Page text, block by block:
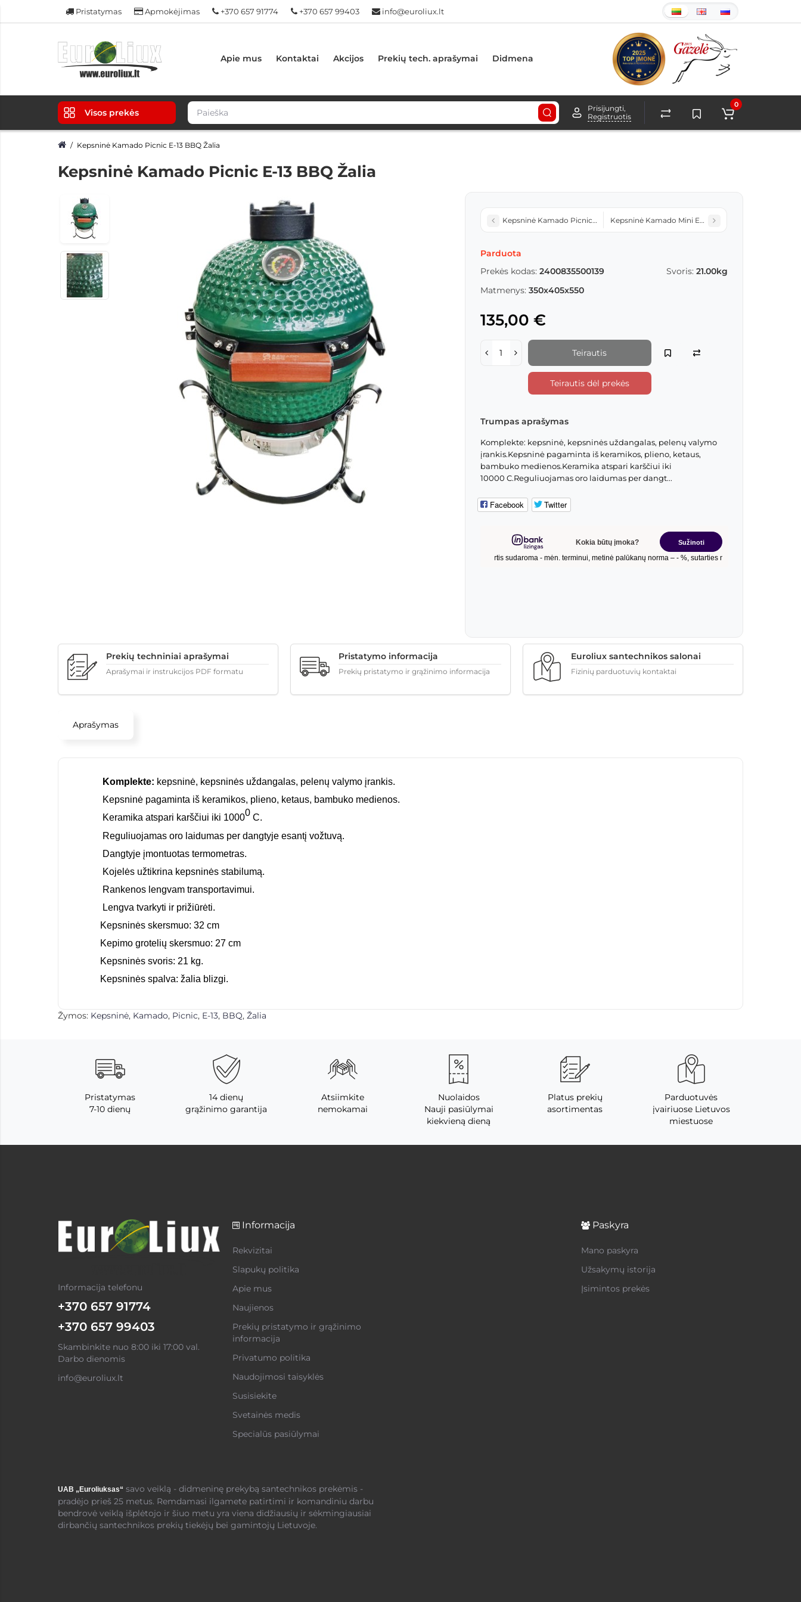
Pristatymas Apmokėjimas +370 657 91774 +370 657 99403 info@euroliux.lt
Apie mus Kontaktai Akcijos Prekių tech. aprašymai Didmena
Visos prekės
Prisijungti,
Registruotis
0
Kepsninė Kamado Picnic E-13 BBQ Žalia
Kepsninė Kamado Picnic E-13 BBQ Žalia
Kepsninė Kamado Picnic E-13 BBQ JuodaKepsninė Kamado Mini E-16M BBQ Juoda
Parduota
Prekės kodas: 2400835500139 Svoris: 21.00kg
Matmenys: 350x405x550
135,00 €
Teirautis
Teirautis dėl prekės
Trumpas aprašymas
Komplekte: kepsninė, kepsninės uždangalas, pelenų valymo
įrankis.Kepsninė pagaminta iš keramikos, plieno, ketaus,
bambuko medienos.Keramika atspari karščiui iki
10000 C.Reguliuojamas oro laidumas per dangt...
Facebook Twitter
Prekių techniniai aprašymai
Aprašymai ir instrukcijos PDF formatu
Pristatymo informacija
Prekių pristatymo ir grąžinimo informacija
Euroliux santechnikos salonai
Fizinių parduotuvių kontaktai
Aprašymas
Komplekte: kepsninė, kepsninės uždangalas, pelenų valymo įrankis.
Kepsninė pagaminta iš keramikos, plieno, ketaus, bambuko medienos.
Keramika atspari karščiui iki 10000 C.
Reguliuojamas oro laidumas per dangtyje esantį vožtuvą.
Dangtyje įmontuotas termometras.
Kojelės užtikrina kepsninės stabilumą.
Rankenos lengvam transportavimui.
Lengva tvarkyti ir prižiūrėti.
Kepsninės skersmuo: 32 cm
Kepimo grotelių skersmuo: 27 cm
Kepsninės svoris: 21 kg.
Kepsninės spalva: žalia blizgi.
Žymos: Kepsninė, Kamado, Picnic, E-13, BBQ, Žalia
Pristatymas
7-10 dienų
14 dienų
grąžinimo garantija
Atsiimkite
nemokamai
Nuolaidos
Nauji pasiūlymai
kiekvieną dieną
Platus prekių
asortimentas
Parduotuvės
įvairiuose Lietuvos
miestuose
Informacija telefonu
+370 657 91774
+370 657 99403
Skambinkite nuo 8:00 iki 17:00 val.
Darbo dienomis
info@euroliux.lt
Informacija
Rekvizitai
Slapukų politika
Apie mus
Naujienos
Prekių pristatymo ir grąžinimo
informacija
Privatumo politika
Naudojimosi taisyklės
Susisiekite
Svetainės medis
Specialūs pasiūlymai
Paskyra
Mano paskyra
Užsakymų istorija
Įsimintos prekės
UAB „Euroliuksas“ savo veiklą - didmeninę prekybą santechnikos prekėmis -
pradėjo prieš 25 metus. Remdamasi ilgamete patirtimi ir komandiniu darbu
bendrovė veiklą išplėtojo ir šiuo metu yra viena didžiausių ir sėkmingiausiai
dirbančių santechnikos prekių tiekėjų bei gamintojų Lietuvoje.